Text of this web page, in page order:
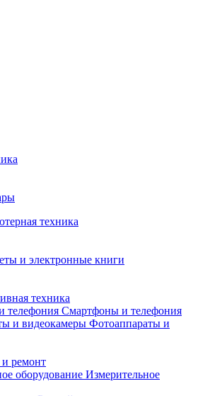
техника
и электронные книги
техника
Смартфоны и телефония
Фотоаппараты и
и ремонт
Измерительное